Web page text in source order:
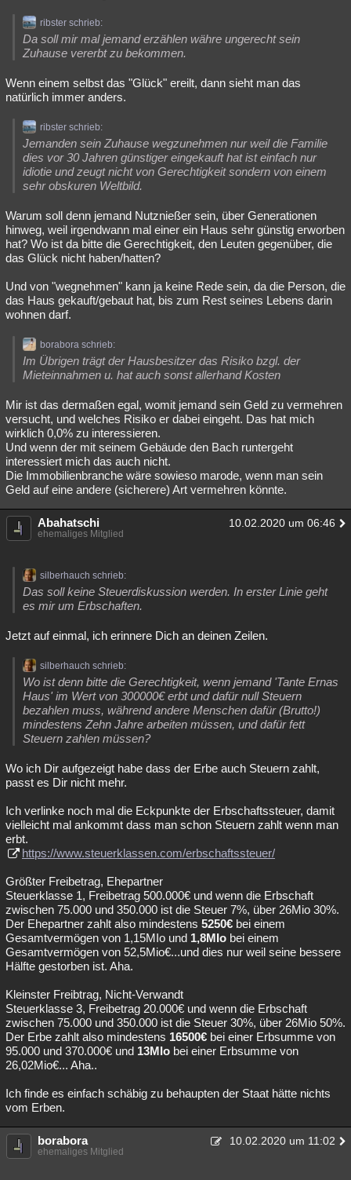
ribster schrieb:
Da soll mir mal jemand erzählen währe ungerecht sein
Zuhause vererbt zu bekommen.
Wenn einem selbst das "Glück" ereilt, dann sieht man das
natürlich immer anders.
ribster schrieb:
Jemanden sein Zuhause wegzunehmen nur weil die Familie
dies vor 30 Jahren günstiger eingekauft hat ist einfach nur
idiotie und zeugt nicht von Gerechtigkeit sondern von einem
sehr obskuren Weltbild.
Warum soll denn jemand Nutznießer sein, über Generationen
hinweg, weil irgendwann mal einer ein Haus sehr günstig erworben
hat? Wo ist da bitte die Gerechtigkeit, den Leuten gegenüber, die
das Glück nicht haben/hatten?
Und von "wegnehmen" kann ja keine Rede sein, da die Person, die
das Haus gekauft/gebaut hat, bis zum Rest seines Lebens darin
wohnen darf.
borabora schrieb:
Im Übrigen trägt der Hausbesitzer das Risiko bzgl. der
Mieteinnahmen u. hat auch sonst allerhand Kosten
Mir ist das dermaßen egal, womit jemand sein Geld zu vermehren
versucht, und welches Risiko er dabei eingeht. Das hat mich
wirklich 0,0% zu interessieren.
Und wenn der mit seinem Gebäude den Bach runtergeht
interessiert mich das auch nicht.
Die Immobilienbranche wäre sowieso marode, wenn man sein
Geld auf eine andere (sicherere) Art vermehren könnte.
Abahatschi 10.02.2020 um 06:46
ehemaliges Mitglied
silberhauch schrieb:
Das soll keine Steuerdiskussion werden. In erster Linie geht
es mir um Erbschaften.
Jetzt auf einmal, ich erinnere Dich an deinen Zeilen.
silberhauch schrieb:
Wo ist denn bitte die Gerechtigkeit, wenn jemand 'Tante Ernas
Haus' im Wert von 300000€ erbt und dafür null Steuern
bezahlen muss, während andere Menschen dafür (Brutto!)
mindestens Zehn Jahre arbeiten müssen, und dafür fett
Steuern zahlen müssen?
Wo ich Dir aufgezeigt habe dass der Erbe auch Steuern zahlt,
passt es Dir nicht mehr.
Ich verlinke noch mal die Eckpunkte der Erbschaftssteuer, damit
vielleicht mal ankommt dass man schon Steuern zahlt wenn man
erbt.
https://www.steuerklassen.com/erbschaftssteuer/
Größter Freibetrag, Ehepartner
Steuerklasse 1, Freibetrag 500.000€ und wenn die Erbschaft
zwischen 75.000 und 350.000 ist die Steuer 7%, über 26Mio 30%.
Der Ehepartner zahlt also mindestens 5250€ bei einem
Gesamtvermögen von 1,15MIo und 1,8MIo bei einem
Gesamtvermögen von 52,5Mio€...und dies nur weil seine bessere
Hälfte gestorben ist. Aha.
Kleinster Freibtrag, Nicht-Verwandt
Steuerklasse 3, Freibetrag 20.000€ und wenn die Erbschaft
zwischen 75.000 und 350.000 ist die Steuer 30%, über 26Mio 50%.
Der Erbe zahlt also mindestens 16500€ bei einer Erbsumme von
95.000 und 370.000€ und 13MIo bei einer Erbsumme von
26,02Mio€... Aha..
Ich finde es einfach schäbig zu behaupten der Staat hätte nichts
vom Erben.
borabora 10.02.2020 um 11:02
ehemaliges Mitglied